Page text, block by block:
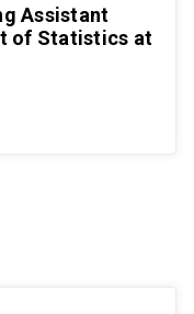
Assistant
of Statistics at